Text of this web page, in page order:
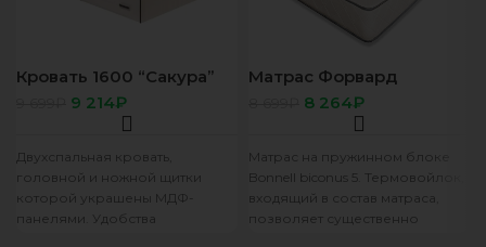
Кровать 1600 “Сакура”
LIGHT венге/лоредо (без
9 214₽
Двухспальная кровать,
головной и ножной щитки
которой украшены МДФ-
панелями. Удобства
Матрас Форвард
Боннель 120х200
8 264₽
Матрас на пружинном блоке
Bonnell biconus 5. Термовойлок,
входящий в состав матраса,
позволяет существенно